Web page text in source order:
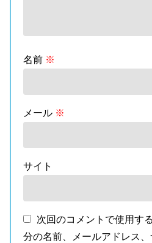
名前 ※
メール ※
サイト
次回のコメントで使用す
分の名前、メールアドレス、